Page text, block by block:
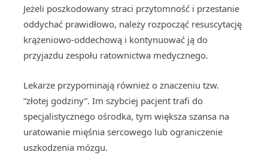
Jeżeli poszkodowany straci przytomność i przestanie
oddychać prawidłowo, należy rozpocząć resuscytację
krążeniowo-oddechową i kontynuować ją do
przyjazdu zespołu ratownictwa medycznego.
Lekarze przypominają również o znaczeniu tzw.
“złotej godziny”. Im szybciej pacjent trafi do
specjalistycznego ośrodka, tym większa szansa na
uratowanie mięśnia sercowego lub ograniczenie
uszkodzenia mózgu.